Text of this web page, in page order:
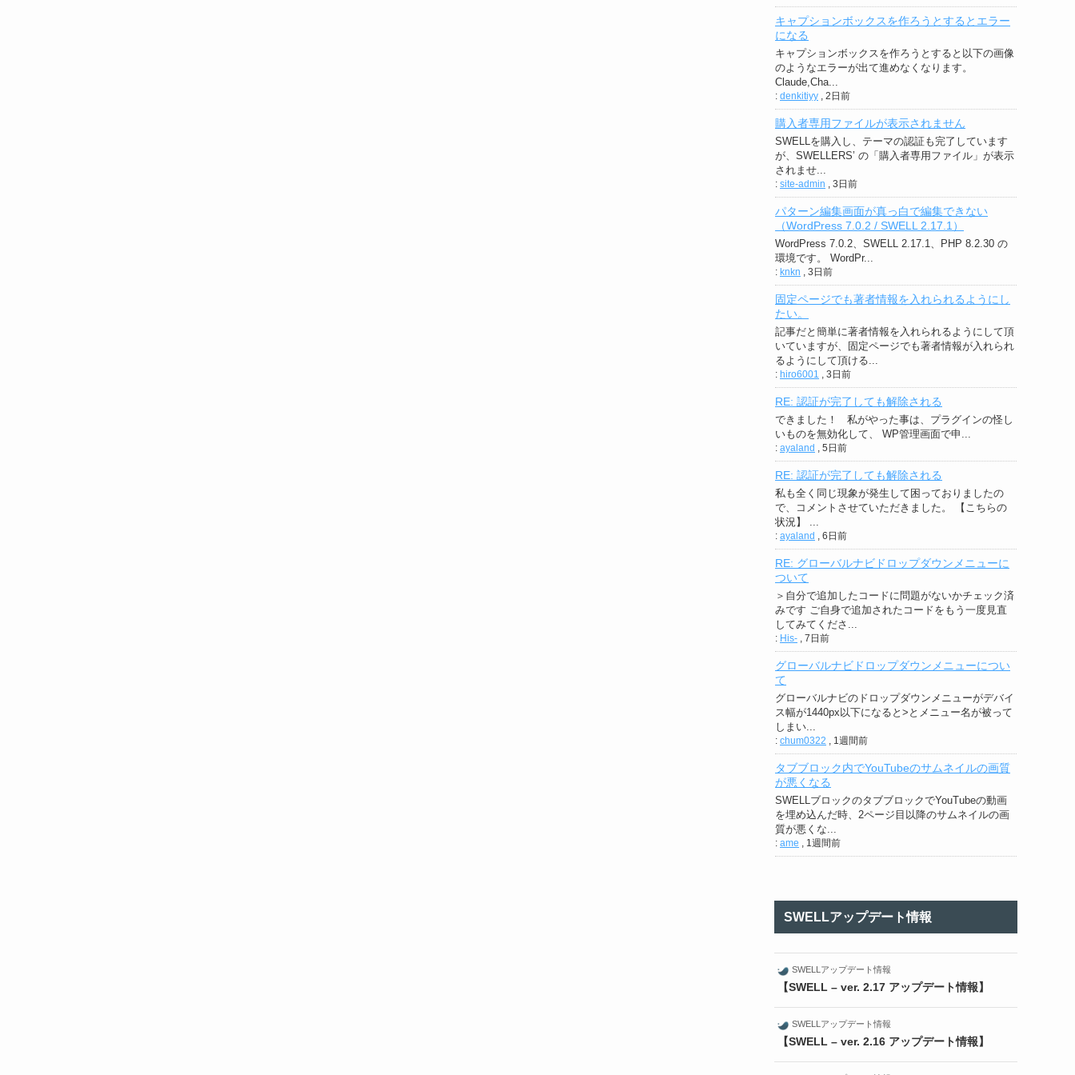
キャプションボックスを作ろうとするとエラー
になる
キャプションボックスを作ろうとすると以下の画像
のようなエラーが出て進めなくなります。
Claude,Cha...
: denkitiyy 2日前
購入者専用ファイルが表示されません
SWELLを購入し、テーマの認証も完了しています
が、SWELLERS’ の「購入者専用ファイル」が表示
されませ...
: site-admin 3日前
パターン編集画面が真っ白で編集できない
（WordPress 7.0.2 / SWELL 2.17.1）
WordPress 7.0.2、SWELL 2.17.1、PHP 8.2.30 の
環境です。 WordPr...
: knkn 3日前
固定ページでも著者情報を入れられるようにし
たい。
記事だと簡単に著者情報を入れられるようにして頂
いていますが、固定ページでも著者情報が入れられ
るようにして頂ける...
: hiro6001 3日前
RE: 認証が完了しても解除される
できました！ 私がやった事は、プラグインの怪し
いものを無効化して、 WP管理画面で申...
: ayaland 5日前
RE: 認証が完了しても解除される
私も全く同じ現象が発生して困っておりましたの
で、コメントさせていただきました。 【こちらの
状況】 ...
: ayaland 6日前
RE: グローバルナビドロップダウンメニューに
ついて
＞自分で追加したコードに問題がないかチェック済
みです ご自身で追加されたコードをもう一度見直
してみてくださ...
: His- 7日前
グローバルナビドロップダウンメニューについ
て
グローバルナビのドロップダウンメニューがデバイ
ス幅が1440px以下になると>とメニュー名が被って
しまい...
: chum0322 1週間前
タブブロック内でYouTubeのサムネイルの画質
が悪くなる
SWELLブロックのタブブロックでYouTubeの動画
を埋め込んだ時、2ページ目以降のサムネイルの画
質が悪くな...
: ame 1週間前
SWELLアップデート情報
SWELLアップデート情報
【SWELL – ver. 2.17 アップデート情報】
SWELLアップデート情報
【SWELL – ver. 2.16 アップデート情報】